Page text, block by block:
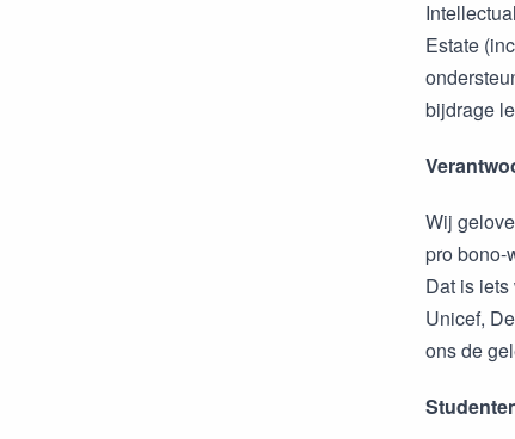
Estate
bijdrage
Wij
pro bono-
Dat is
Unicef,
ons de